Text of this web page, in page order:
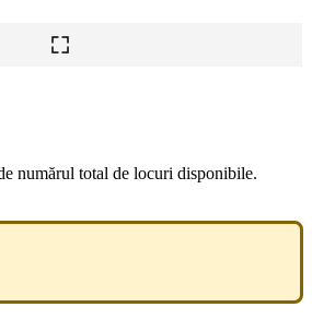
numărul total de locuri disponibile.